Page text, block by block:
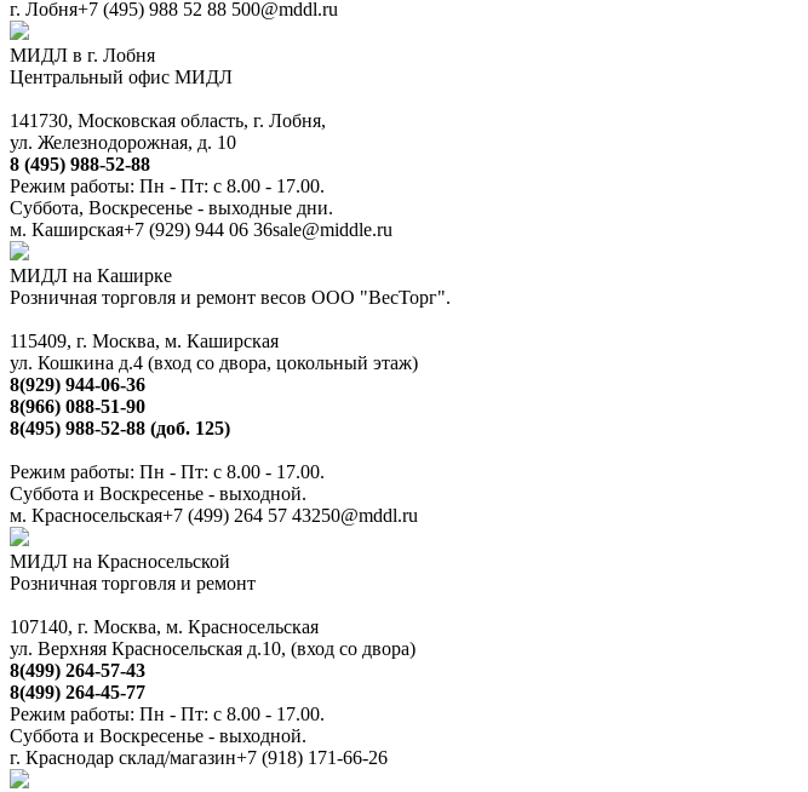
г. Лобня+7 (495) 988 52 88 500@mddl.ru
МИДЛ в г. Лобня
Центральный офис МИДЛ
141730, Московская область, г. Лобня,
ул. Железнодорожная, д. 10
8 (495) 988-52-88
Режим работы: Пн - Пт: с 8.00 - 17.00.
Суббота, Воскресенье - выходные дни.
м. Каширская+7 (929) 944 06 36sale@middle.ru
МИДЛ на Каширке
Розничная торговля и ремонт весов ООО "ВесТорг".
115409, г. Москва, м. Каширская
ул. Кошкина д.4 (вход со двора, цокольный этаж)
8(929) 944-06-36
8(966) 088-51-90
8(495) 988-52-88 (доб. 125)
Режим работы: Пн - Пт: с 8.00 - 17.00.
Суббота и Воскресенье - выходной.
м. Красносельская+7 (499) 264 57 43250@mddl.ru
МИДЛ на Красносельской
Розничная торговля и ремонт
107140, г. Москва, м. Красносельская
ул. Верхняя Красносельская д.10, (вход со двора)
8(499) 264-57-43
8(499) 264-45-77
Режим работы: Пн - Пт: с 8.00 - 17.00.
Суббота и Воскресенье - выходной.
г. Краснодар склад/магазин+7 (918) 171-66-26